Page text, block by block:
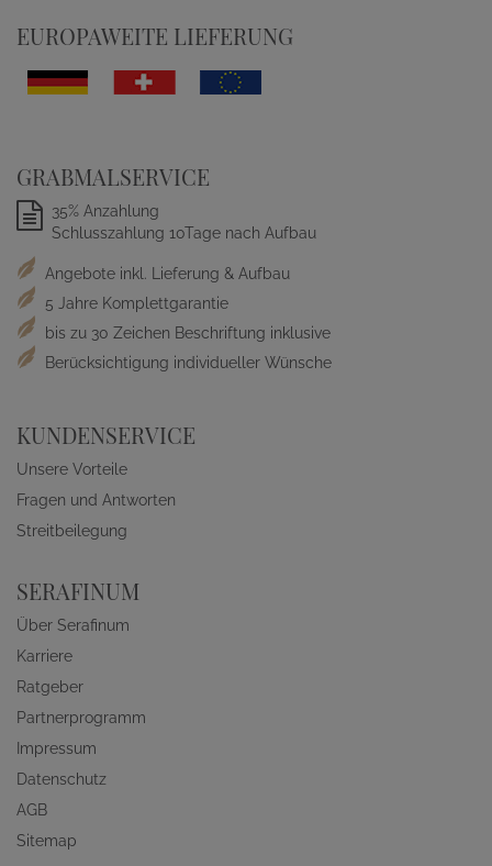
EUROPAWEITE LIEFERUNG
GRABMALSERVICE
35% Anzahlung
Schlusszahlung 10Tage nach Aufbau
Angebote inkl. Lieferung & Aufbau
5 Jahre Komplettgarantie
bis zu 30 Zeichen Beschriftung inklusive
Berücksichtigung individueller Wünsche
KUNDENSERVICE
Unsere Vorteile
Fragen und Antworten
Streitbeilegung
SERAFINUM
Über Serafinum
Karriere
Ratgeber
Partnerprogramm
Impressum
Datenschutz
AGB
Sitemap